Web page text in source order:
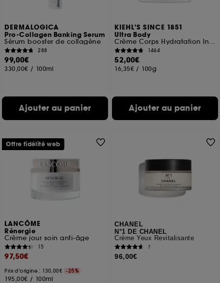
DERMALOGICA
Pro-Collagen Banking Serum
Sérum booster de collagène
288
99,00€
330,00€ / 100ml
Ajouter au panier
KIEHL'S SINCE 1851
Ultra Body
Crème Corps Hydratation Intense au Squalane
1464
52,00€
16,35€ / 100g
Ajouter au panier
LANCÔME
Rénergie
Crème jour soin anti-âge
15
97,50€
Prix d'origine : 130,00€ -25%
195,00€ / 100ml
Offre fidélité web
CHANEL
N°1 DE CHANEL
Crème Yeux Revitalisante
7
96,00€